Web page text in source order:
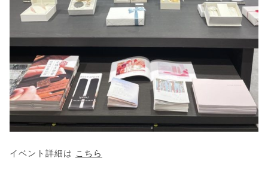
イベント詳細は こちら